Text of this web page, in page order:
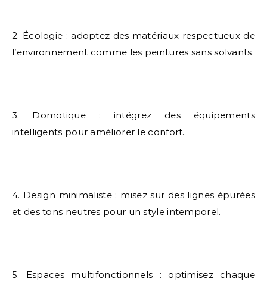
2. Écologie : adoptez des matériaux respectueux de
l’environnement comme les peintures sans solvants.
3. Domotique : intégrez des équipements
intelligents pour améliorer le confort.
4. Design minimaliste : misez sur des lignes épurées
et des tons neutres pour un style intemporel.
5. Espaces multifonctionnels : optimisez chaque